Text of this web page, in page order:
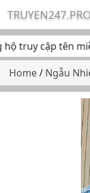
TRUYEN247.PRO
truy cập tên miền
Home/ Ngẫu